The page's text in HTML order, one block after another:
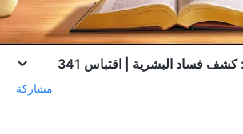
كشف فساد البشرية | اقتباس 341
مشاركة